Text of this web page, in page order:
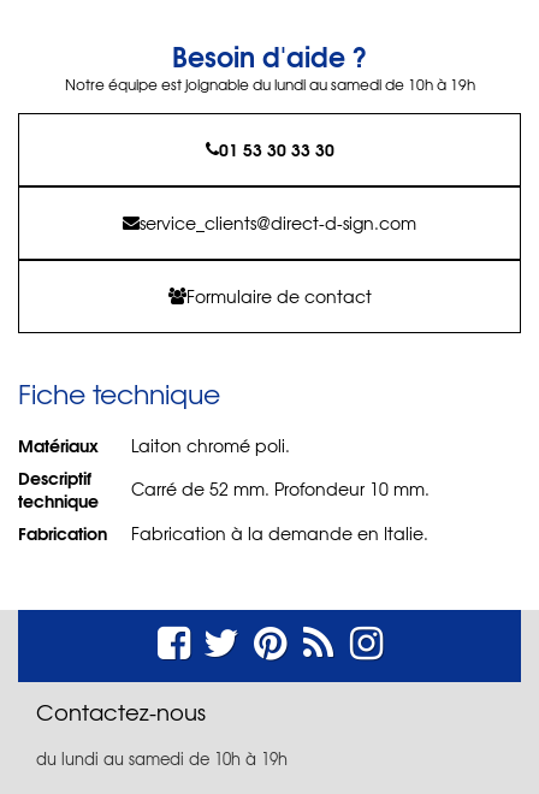
Besoin d'aide ?
Notre équipe est joignable du lundi au samedi de 10h à 19h
01 53 30 33 30
service_clients@direct-d-sign.com
Formulaire de contact
Fiche technique
Matériaux Laiton chromé poli.
Descriptif
technique
Carré de 52 mm. Profondeur 10 mm.
Fabrication Fabrication à la demande en Italie.
Contactez-nous
du lundi au samedi de 10h à 19h